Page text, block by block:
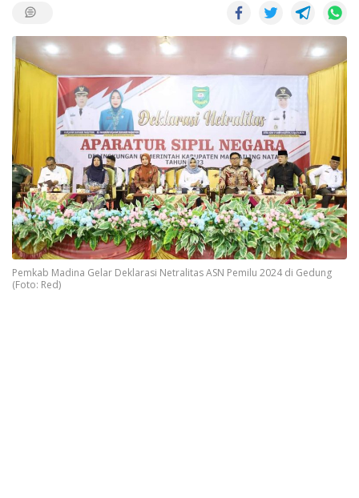
Pemkab Madina Gelar Deklarasi Netralitas ASN Pemilu 2024 di Gedung
(Foto: Red)